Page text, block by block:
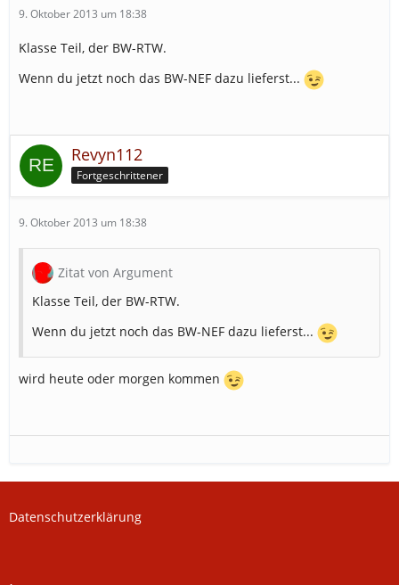
9. Oktober 2013 um 18:38
Klasse Teil, der BW-RTW.
Wenn du jetzt noch das BW-NEF dazu lieferst...
Revyn112
Fortgeschrittener
9. Oktober 2013 um 18:38
Zitat von Argument
Klasse Teil, der BW-RTW.
Wenn du jetzt noch das BW-NEF dazu lieferst...
wird heute oder morgen kommen
Datenschutzerklärung